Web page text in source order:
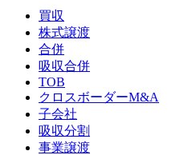
買収
株式譲渡
合併
吸収合併
TOB
クロスボーダーM&A
子会社
吸収分割
事業譲渡